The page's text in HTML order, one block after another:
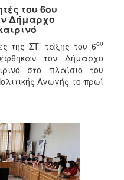
του 6ου
Δήμαρχο
της ΣΤ’ τάξης του 6ου
τον Δήμαρχο
στο πλαίσιο του
Αγωγής το πρωί